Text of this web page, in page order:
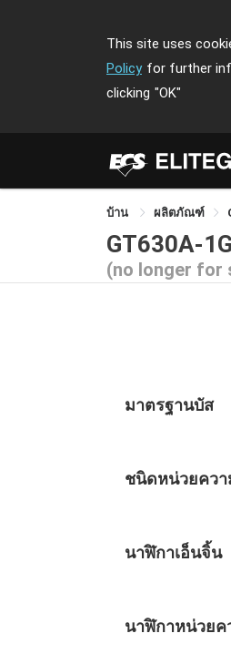
This site uses
Policy for further
clicking "OK"
บ้าน ผลิตภัณฑ์
GT630A-
(no longer for
มาตรฐานบัส
ชนิดหน่วยควา
นาฬิกาเอ็นจิ้น
นาฬิกาหน่วยค